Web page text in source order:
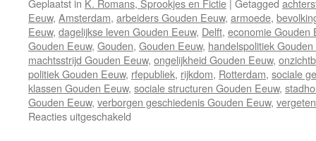
Geplaatst in K. Romans, Sprookjes en Fictie | Getagged
Eeuw, Amsterdam, arbeiders Gouden Eeuw, armoede,
Eeuw, dagelijkse leven Gouden Eeuw, Delft, economie Gouden
Gouden Eeuw, Gouden, Gouden Eeuw, handelspolitiek Gouden
machtsstrijd Gouden Eeuw, ongelijkheid Gouden Eeuw,
politiek Gouden Eeuw, rfepubliek, rijkdom, Rotterdam, sociale
klassen Gouden Eeuw, sociale structuren Gouden Eeuw,
Gouden Eeuw, verborgen geschiedenis Gouden Eeuw,
Reacties uitgeschakeld